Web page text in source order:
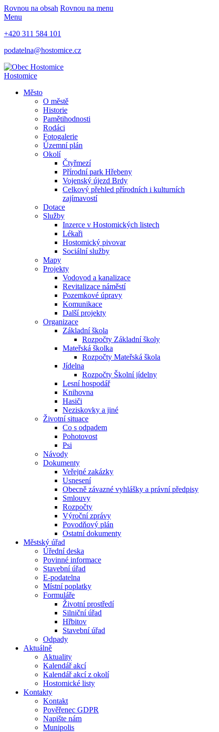
Rovnou na obsah Rovnou na menu
Menu
+420 311 584 101
podatelna@hostomice.cz
Hostomice
Město
O městě
Historie
Pamětihodnosti
Rodáci
Fotogalerie
Územní plán
Okolí
Čtyřmezí
Přírodní park Hřebeny
Vojenský újezd Brdy
Celkový přehled přírodních i kulturních
zajímavostí
Dotace
Služby
Inzerce v Hostomických listech
Lékaři
Hostomický pivovar
Sociální služby
Mapy
Projekty
Vodovod a kanalizace
Revitalizace náměstí
Pozemkové úpravy
Komunikace
Další projekty
Organizace
Základní škola
Rozpočty Základní školy
Mateřská školka
Rozpočty Mateřská škola
Jídelna
Rozpočty Školní jídelny
Lesní hospodář
Knihovna
Hasiči
Neziskovky a jiné
Životní situace
Co s odpadem
Pohotovost
Psi
Návody
Dokumenty
Veřejné zakázky
Usnesení
Obecně závazné vyhlášky a právní předpisy
Smlouvy
Rozpočty
Výroční zprávy
Povodňový plán
Ostatní dokumenty
Městský úřad
Úřední deska
Povinné informace
Stavební úřad
E-podatelna
Místní poplatky
Formuláře
Životní prostředí
Silniční úřad
Hřbitov
Stavební úřad
Odpady
Aktuálně
Aktuality
Kalendář akcí
Kalendář akcí z okolí
Hostomické listy
Kontakty
Kontakt
Pověřenec GDPR
Napište nám
Munipolis